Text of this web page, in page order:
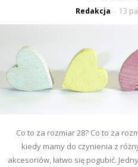
Redakcja - 13
Co to za rozmiar 28? Co to za
kiedy mamy do czynienia z
akcesoriów, łatwo się pogubić.